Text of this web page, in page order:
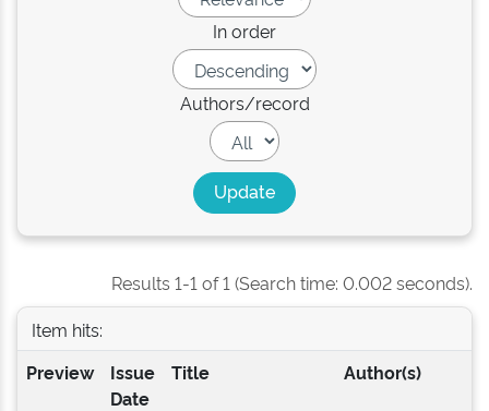
In order
Authors/record
Results 1-1 of 1 (Search time: 0.002 seconds).
Item hits:
Preview
Issue
Date
Title Author(s)